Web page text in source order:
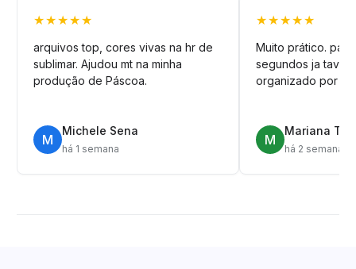
★★★★★
arquivos top, cores vivas na hr de
sublimar. Ajudou mt na minha
produção de Páscoa.
M
Michele Sena
há 1 semana
★★★★★
Muito prático.
segundos ja tava
organizado por
M
Mariana T.
há 2 semanas